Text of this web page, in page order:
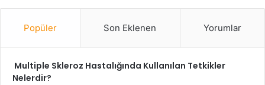
Popüler Son Eklenen Yorumlar
Multiple Skleroz Hastalığında Kullanılan Tetkikler
Nelerdir?